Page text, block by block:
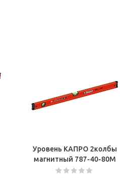
Уровень КАПРО 2колбы
магнитный 787-40-80М